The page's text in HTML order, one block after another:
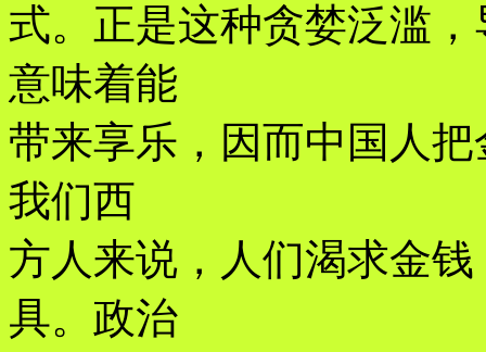
式。正是这种贪婪泛滥
意味着能
带来享乐，因而中国人
我们西
方人来说，人们渴求金
具。政治